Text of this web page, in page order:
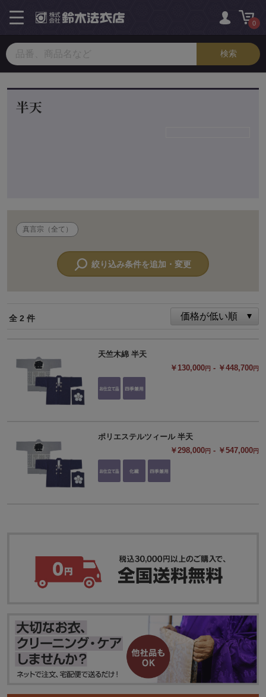
0
toggle
navigation
半天
真言宗（全て）
絞り込み条件を追加・変更
全 2 件
天竺木綿 半天
￥130,000円 - ￥448,700円
ポリエステルツィール 半天
￥298,000円 - ￥547,000円